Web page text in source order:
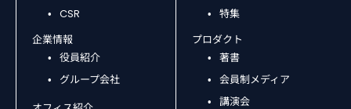
CSR
企業情報
役員紹介
グループ会社
特集
プロダクト
著書
会員制メディア
講演会